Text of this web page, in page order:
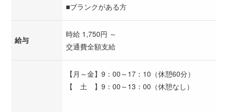
■ブランクがある方
給与
時給 1,750円 ～
交通費全額支給
【月～金】9：00～17：10（休憩60分）
【 土 】9：00～13：00（休憩なし）